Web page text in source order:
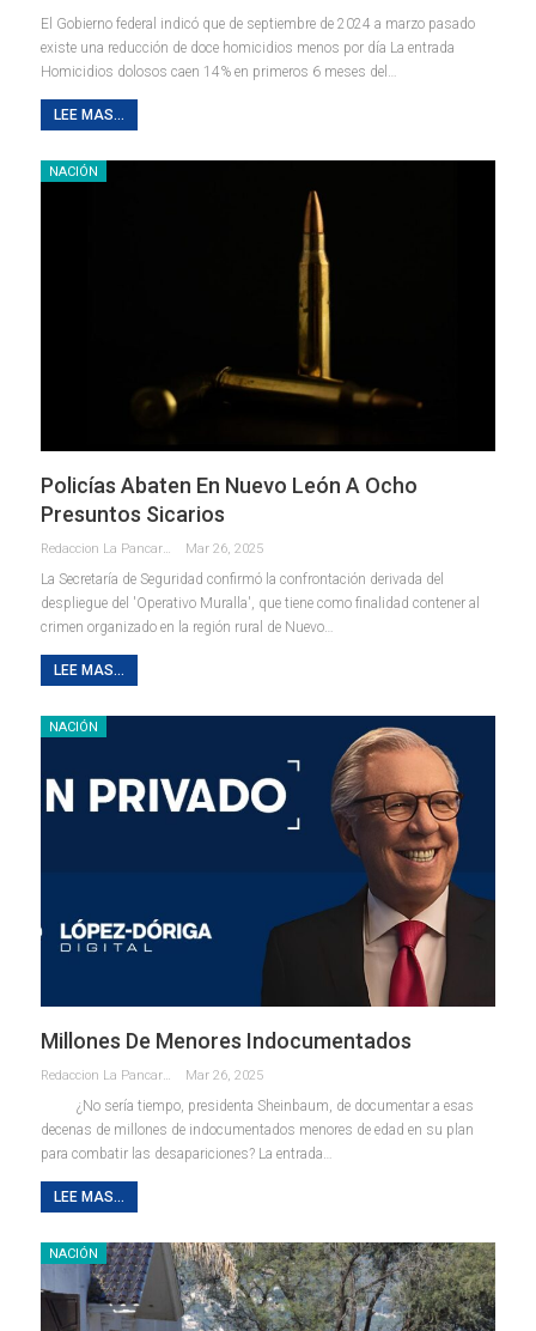
El Gobierno federal indicó que de septiembre de 2024 a marzo pasado
existe una reducción de doce homicidios menos por día La entrada
Homicidios dolosos caen 14% en primeros 6 meses del…
LEE MAS...
NACIÓN
Policías Abaten En Nuevo León A Ocho
Presuntos Sicarios
Redaccion La Pancarta De Quintana Roo Mar 26, 2025
La Secretaría de Seguridad confirmó la confrontación derivada del
despliegue del 'Operativo Muralla', que tiene como finalidad contener al
crimen organizado en la región rural de Nuevo…
LEE MAS...
NACIÓN
Millones De Menores Indocumentados
Redaccion La Pancarta De Quintana Roo Mar 26, 2025
¿No sería tiempo, presidenta Sheinbaum, de documentar a esas
decenas de millones de indocumentados menores de edad en su plan
para combatir las desapariciones? La entrada…
LEE MAS...
NACIÓN